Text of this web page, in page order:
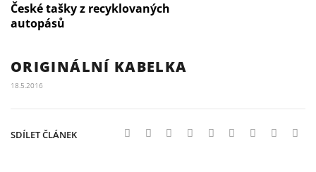
České tašky z recyklovaných
autopásů
ORIGINÁLNÍ KABELKA
18.5.2016
SDÍLET ČLÁNEK